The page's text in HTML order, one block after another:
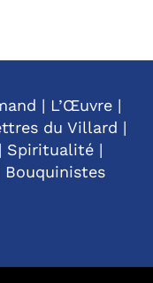
| L’Œuvre|
du Villard |
Spiritualité|
Bouquinistes